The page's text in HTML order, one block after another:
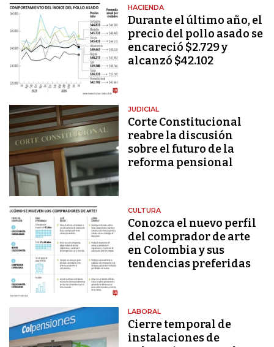
HACIENDA
Durante el último año, el
precio del pollo asado se
encareció $2.729 y
alcanzó $42.102
JUDICIAL
Corte Constitucional
reabre la discusión
sobre el futuro de la
reforma pensional
CULTURA
Conozca el nuevo perfil
del comprador de arte
en Colombia y sus
tendencias preferidas
LABORAL
Cierre temporal de
instalaciones de